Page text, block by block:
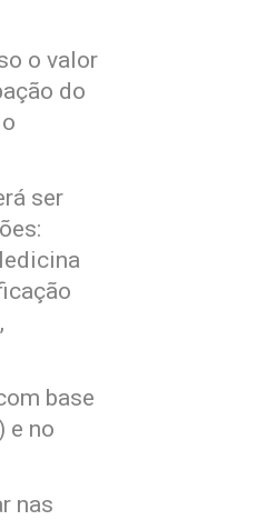
o valor
do
ser
base
e no
nas